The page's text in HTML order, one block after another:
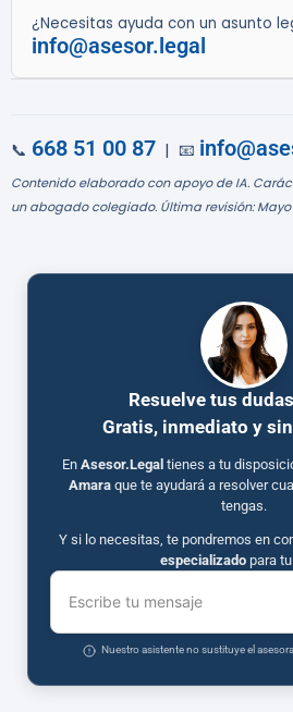
¿Necesitas ayuda con un asunto
info@asesor.legal
📞 668 51 00 87 | 📧
Contenido elaborado con apoyo de IA.
un abogado colegiado. Última revisión: Mayo
Resuelve tus
Gratis, inmediato y
En Asesor.Legal tienes a tu
Amaraque te ayudará a resolver
tengas.
Y si lo necesitas, te pondremos en
especializadopara
Escribe tu mensaje
Nuestro asistente no sustituye el